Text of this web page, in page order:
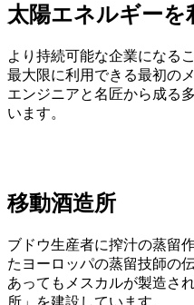
太陽エネルギーを
より持続可能な企業になる
最大限に利用できる最初の
エンジニアと名匠から成る
います。
移動酒造所
ブドウ生産者に搾汁の蒸留
たヨーロッパの蒸留技師の
あってもメスカルが製造さ
所」を建設しています。